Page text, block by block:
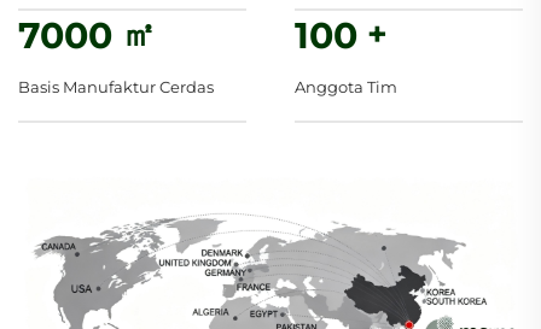
7000 ㎡
Basis Manufaktur Cerdas
100 +
Anggota Tim